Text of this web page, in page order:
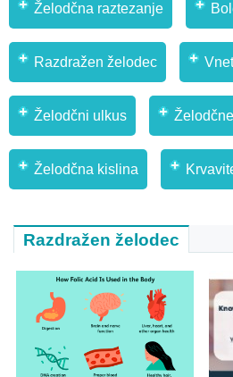
Želodčna raztezanje
Razdražen želodec
Želodčni ulkus
Želodčna kislina
Razdražen želodec